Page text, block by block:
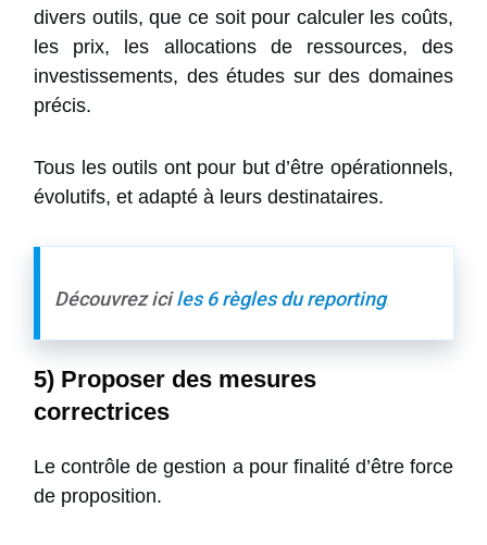
divers outils, que ce soit pour calculer les coûts,
les prix, les allocations de ressources, des
investissements, des études sur des domaines
précis.
Tous les outils ont pour but d’être opérationnels,
évolutifs, et adapté à leurs destinataires.
Découvrez iciles 6 règles du reporting.
5) Proposer des mesures
correctrices
Le contrôle de gestion a pour finalité d’être force
de proposition.